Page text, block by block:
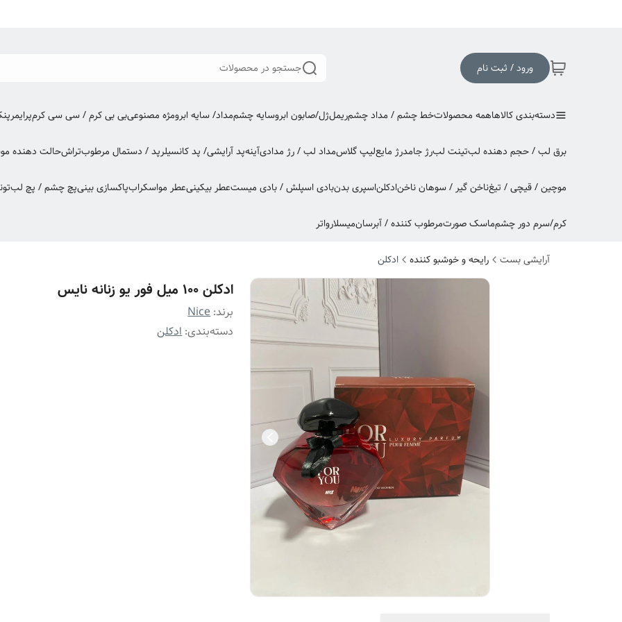
ورود / ثبت نام جستجو در محصولات
دسته‌بندی کالاهاهمه محصولاتخط چشم / مداد چشمریملژل/صابون ابروسایه چشممداد/ سایه ابرومژه مصنوعیبی بی کرم / سی سی کرمپرایمر
برق لب / حجم دهنده لبتینت لبرژ جامدرژ مایعلیپ گلاسمداد لب / رژ مدادیآینهپد آرایشی/ پد کانسیلرپد / دستمال مرطوبتراشحالت دهنده مو
موچین / قیچی / تیغناخن گیر / سوهان ناخنادکلناسپری بدنبادی اسپلش / بادی میستعطر بیکینیعطر مواسکرابپاکسازی بینیپچ چشم / پچ لب
کرم/سرم دور چشمماسک صورتمرطوب کننده / آبرسانمیسلارواتر
آرایشی بست رایحه و خوشبو کننده ادکلن
ادکلن ۱۰۰ میل فور یو زنانه نایس
برند:Nice
دسته‌بندی:ادکلن